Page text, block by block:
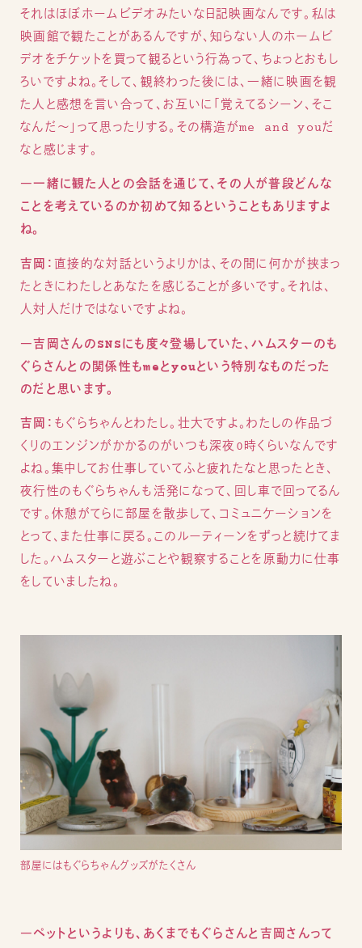
それはほぼホームビデオみたいな日記映画なんです。私は
映画館で観たことがあるんですが、知らない人のホームビ
デオをチケットを買って観るという行為って、ちょっとおもし
ろいですよね。そして、観終わった後には、一緒に映画を観
た人と感想を言い合って、お互いに「覚えてるシーン、そこ
なんだ〜」って思ったりする。その構造がme and youだ
なと感じます。
―一緒に観た人との会話を通じて、その人が普段どんな
ことを考えているのか初めて知るということもありますよ
ね。
吉岡：直接的な対話というよりかは、その間に何かが挟まっ
たときにわたしとあなたを感じることが多いです。それは、
人対人だけではないですよね。
―吉岡さんのSNSにも度々登場していた、ハムスターのも
ぐらさんとの関係性もmeとyouという特別なものだった
のだと思います。
吉岡： もぐらちゃんとわたし。壮大ですよ。わたしの作品づ
くりのエンジンがかかるのがいつも深夜0時くらいなんです
よね。集中してお仕事していてふと疲れたなと思ったとき、
夜行性のもぐらちゃんも活発になって、回し車で回ってるん
です。休憩がてらに部屋を散歩して、コミュニケーションを
とって、また仕事に戻る。このルーティーンをずっと続けてま
した。ハムスターと遊ぶことや観察することを原動力に仕事
をしていましたね。
部屋にはもぐらちゃんグッズがたくさん
―ペットというよりも、あくまでもぐらさんと吉岡さんって